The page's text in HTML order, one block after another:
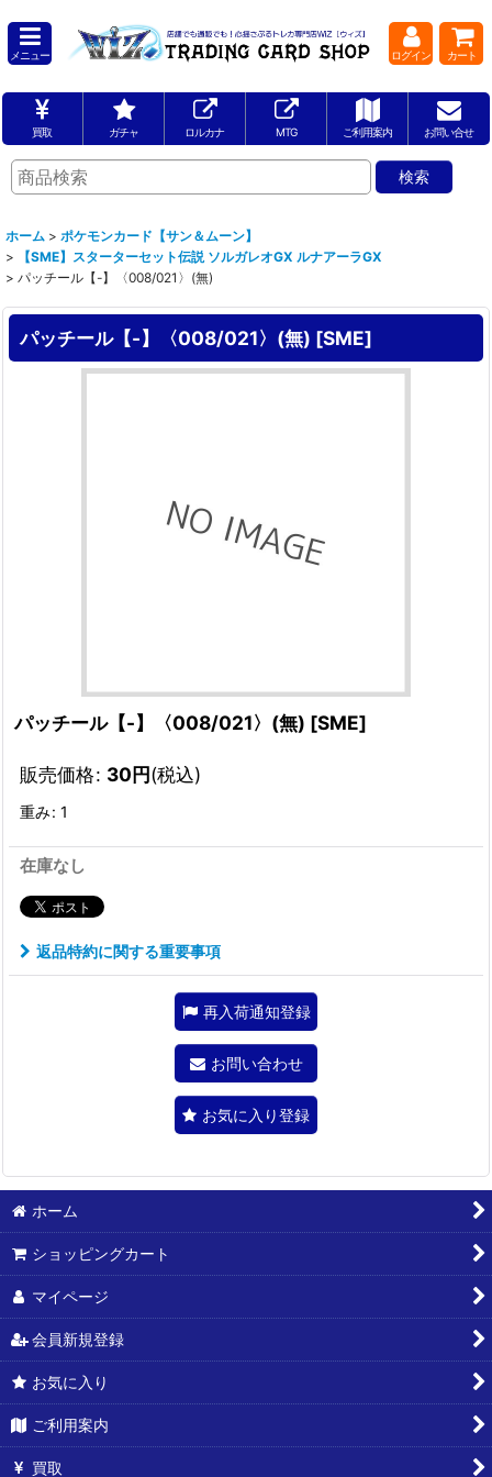
メニュー ログイン カート
買取 ガチャ ロルカナ MTG ご利用案内 お問い合せ
ホーム > ポケモンカード【サン＆ムーン】
>
【SME】スターターセット伝説 ソルガレオGX ルナアーラGX
> パッチール【-】〈008/021〉(無)
パッチール【-】〈008/021〉(無) [SME]
パッチール【-】〈008/021〉(無) [SME]
販売価格: 30円(税込)
重み: 1
在庫なし
返品特約に関する重要事項
再入荷通知登録
お問い合わせ
お気に入り登録
ホーム
ショッピングカート
マイページ
会員新規登録
お気に入り
ご利用案内
買取